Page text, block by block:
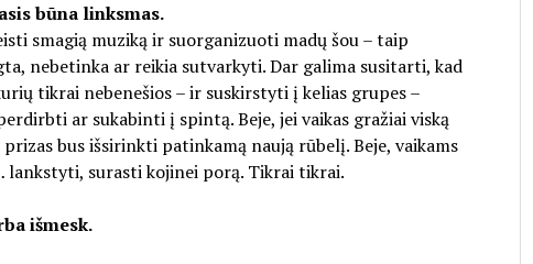
būna linksmas.
smagią muziką ir suorganizuoti madų šou – taip
nebetinka ar reikia sutvarkyti. Dar galima susitarti, kad
tikrai nebenešios – ir suskirstyti į kelias grupes –
ar sukabinti į spintą. Beje, jei vaikas gražiai viską
prizas bus išsirinkti patinkamą naują rūbelį. Beje, vaikams
lankstyti, surasti kojinei porą. Tikrai tikrai.
išmesk.